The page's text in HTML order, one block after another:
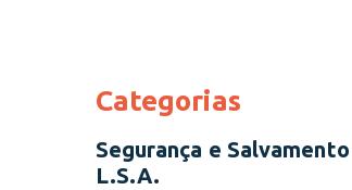
Categorias
Segurança e Salvamento |
L.S.A.